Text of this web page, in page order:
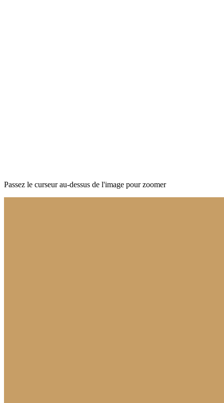
Passez le curseur au-dessus de l'image pour zoomer